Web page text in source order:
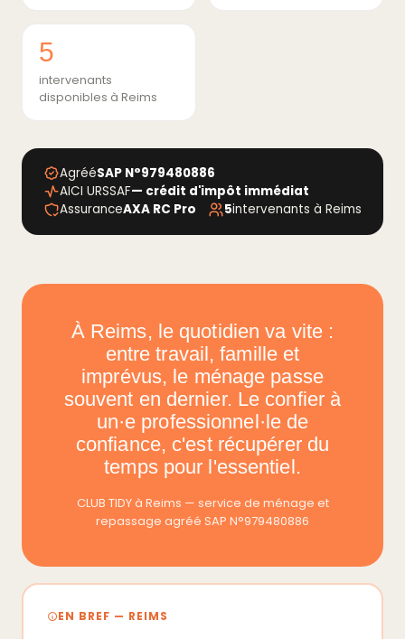
5
intervenants
disponibles à Reims
AgrééSAP N°979480886
AICI URSSAF— crédit d'impôt immédiat
AssuranceAXA RC Pro 5intervenants à Reims
À Reims, le quotidien va vite :
entre travail, famille et
imprévus, le ménage passe
souvent en dernier. Le confier à
un·e professionnel·le de
confiance, c'est récupérer du
temps pour l'essentiel.
CLUB TIDY à Reims — service de ménage et
repassage agréé SAP N°979480886
EN BREF — REIMS